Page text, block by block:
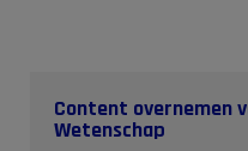
Content overnemen
Wetenschap